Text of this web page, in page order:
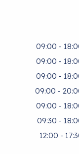
09:00 -
09:00 -
09:00 -
09:00 -
09:00 -
09:30 -
12:00 -